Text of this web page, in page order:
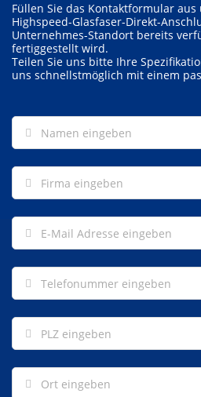
Füllen Sie das Kontaktformular
Highspeed-Glasfaser-Direkt-
Unternehmes-Standort bereits
fertiggestellt wird.
Teilen Sie uns bitte Ihre
uns schnellstmöglich mit einem